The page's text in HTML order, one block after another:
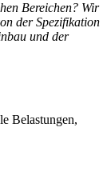
Bereichen? Wir
der Spezifikation
und der
Belastungen,